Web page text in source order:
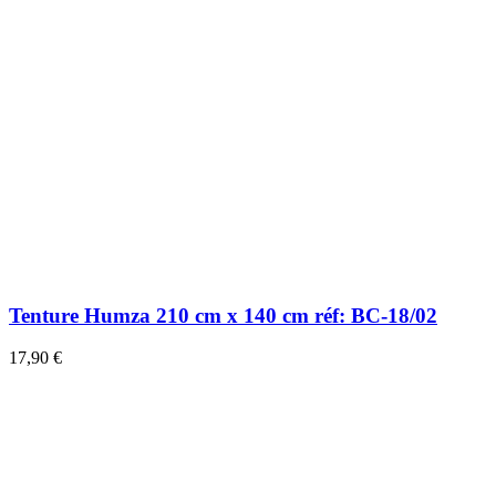
Tenture Humza 210 cm x 140 cm réf: BC-18/02
17,90 €